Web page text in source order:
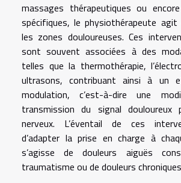
massages thérapeutiques ou
spécifiques, le physiothérapeute
les zones douloureuses. Ces
sont souvent associées à des
telles que la thermothérapie,
ultrasons, contribuant ainsi à un
modulation, c’est-à-dire une
transmission du signal
nerveux. L’éventail de ces
d’adapter la prise en charge à
s’agisse de douleurs aiguës
traumatisme ou de douleurs